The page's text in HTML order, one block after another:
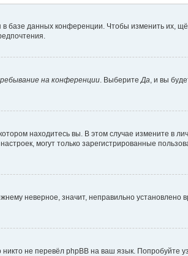
базе данных конференции. Чтобы изменить их,
на конференции. ВыберитеДа, и вы
находитесь вы. В этом случае измените в
могут только зарегистрированные
неверное, значит, неправильно
не перевёл phpBB на ваш язык. Попробуйте